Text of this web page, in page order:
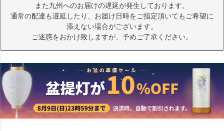
また九州へのお届けの遅延が発生しております。
通常の配達も遅延したり、お届け日時をご指定頂いてもご希望に
添えない場合がございます。
ご迷惑をおかけ致しますが、予めご了承ください。